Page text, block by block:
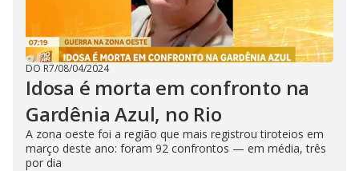
DO R7/08/04/2024
Idosa é morta em confronto na
Gardênia Azul, no Rio
A zona oeste foi a região que mais registrou tiroteios em
março deste ano: foram 92 confrontos — em média, três
por dia